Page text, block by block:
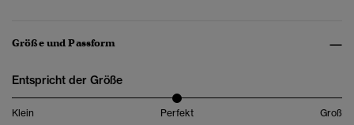
Größe und Passform
Entspricht der Größe
Klein Perfekt Groß